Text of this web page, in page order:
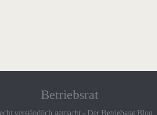
Betriebsrat
verständlich gemacht - Der Betriebsrat Blog